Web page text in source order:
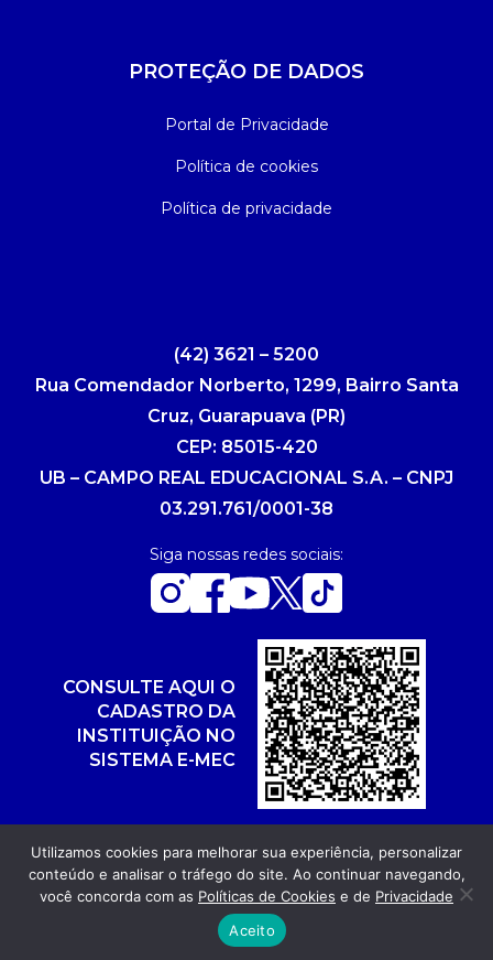
PROTEÇÃO DE DADOS
Portal de Privacidade
Política de cookies
Política de privacidade
(42) 3621 – 5200
Rua Comendador Norberto, 1299, Bairro Santa
Cruz, Guarapuava (PR)
CEP: 85015-420
UB – CAMPO REAL EDUCACIONAL S.A. – CNPJ
03.291.761/0001-38
Siga nossas redes sociais:
CONSULTE AQUI O
CADASTRO DA
INSTITUIÇÃO NO
SISTEMA E-MEC
Copyright 2026. Todos os direitos reservados.
Desenvolvimento: POR FUEL AGÊNCIA WEB
Utilizamos cookies para melhorar sua experiência, personalizar
conteúdo e analisar o tráfego do site. Ao continuar navegando,
você concorda com as Políticas de Cookies e de Privacidade
Aceito